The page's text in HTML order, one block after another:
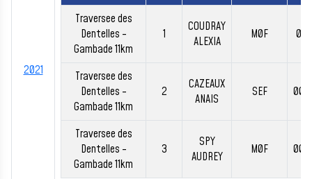
2021
Traversee des
Dentelles -
Gambade 11km
1
COUDRAY
ALEXIA
M0F
Traversee des
Dentelles -
Gambade 11km
2
CAZEAUX
ANAIS
SEF
Traversee des
Dentelles -
Gambade 11km
3
SPY
AUDREY
M0F